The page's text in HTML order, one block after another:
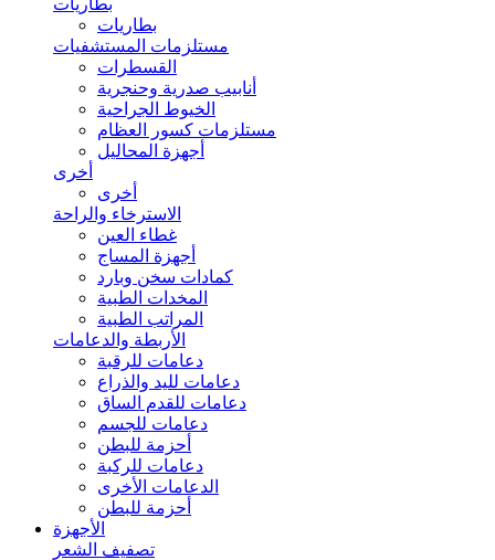
بطاريات
بطاريات
مستلزمات المستشفيات
القسطرات
أنابيب صدرية وحنجرية
الخيوط الجراحية
مستلزمات كسور العظام
أجهزة المحاليل
أخرى
أخرى
الاسترخاء والراحة
غطاء العين
أجهزة المساج
كمادات سخن وبارد
المخدات الطبية
المراتب الطبية
الأربطة والدعامات
دعامات للرقبة
دعامات لليد والذراع
دعامات للقدم الساق
دعامات للجسم
أحزمة للبطن
دعامات للركبة
الدعامات الأخرى
أحزمة للبطن
الأجهزة
تصفيف الشعر